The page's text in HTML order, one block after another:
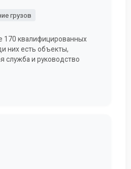
грузов
170 квалифицированных
них есть объекты,
служба и руководство